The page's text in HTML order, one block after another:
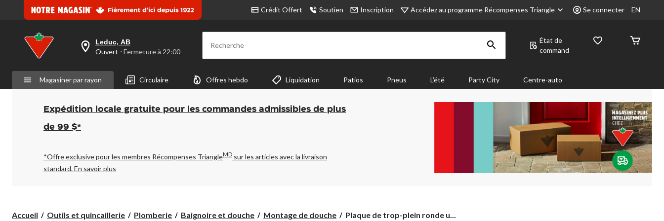
Crédit Offert Soutien Inscription Accédez au programme Récompenses Triangle Se connecter EN
votre
est
Leduc,
AB,
Ouvert,
Fermeture
à
pour
changer
Leduc, AB
Ouvert ⋅ Fermeture à 22:00 Recherche
État de
command
Magasiner par rayon Circulaire Offres hebdo Liquidation Patios Pneus L’été Party City Centre-auto
Expédition locale gratuite pour les commandes admissibles de plus
de 99 $*
*Offre exclusive pour les membres Récompenses TriangleMD sur les articles avec la livraison
standard.En savoir plus
Accueil Outils et quincaillerie Plomberie Baignoire et douche Montage de douche
Plaque
Plaque de trop-plein ronde u...
page.